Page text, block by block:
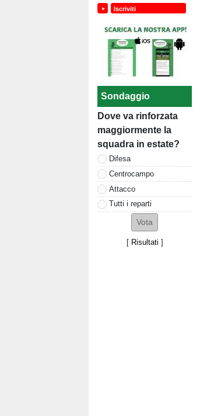
Iscriviti
Sondaggio
Dove va rinforzata
maggiormente la
squadra in estate?
Difesa
Centrocampo
Attacco
Tutti i reparti
[ Risultati ]